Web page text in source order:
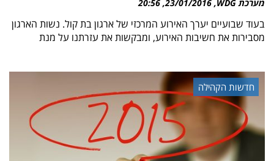
מערכת WDG 23/01/2016
20:56
בעוד שבועיים יערך האירוע המרכזי של ארגון בת קול. נשות הארגון
מסבירות את חשיבות האירוע, ומבקשות את עזרתנו על מנת
חדשות הקהילה